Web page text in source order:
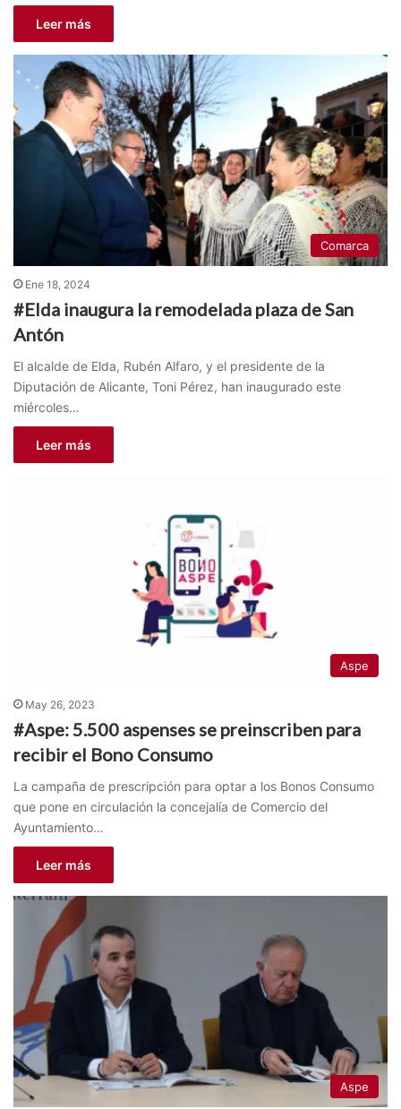
Leer más
Comarca
Ene 18, 2024
#Elda inaugura la remodelada plaza de San
Antón
El alcalde de Elda, Rubén Alfaro, y el presidente de la
Diputación de Alicante, Toni Pérez, han inaugurado este
miércoles…
Leer más
Aspe
May 26, 2023
#Aspe: 5.500 aspenses se preinscriben para
recibir el Bono Consumo
La campaña de prescripción para optar a los Bonos Consumo
que pone en circulación la concejalía de Comercio del
Ayuntamiento…
Leer más
Aspe